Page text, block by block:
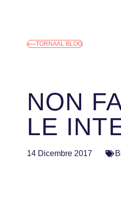
⟵TORNA AL BLOG
NON
LE
14 Dicembre 2017